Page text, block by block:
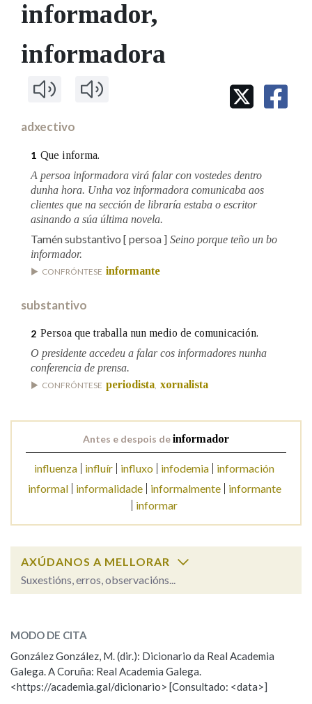
MARCIAL DEL ADALID
BAZÁN
FIGURAS HOMENAXEADAS
60 ANOS DLG
PRIMAVERA DAS LETRAS
PORTAL DAS PALABRAS
Facebook
TwitterYoutubeInstagram
Bluesky
BUSCAR NOS LEMAS
Comeza por
Remata por
Contén
BUSCAR NO CONTIDO
Nas definicións
Na fraseoloxía
Marcas gramaticais
Pertence a
informador,
informadora
adxectivo
1 Que informa.
A persoa informadora virá falar con vostedes dentro
dunha hora. Unha voz informadora comunicaba aos
clientes que na sección de libraría estaba o escritor
asinando a súa última novela.
Tamén substantivo [ persoa ] Seino porque teño un bo
informador.
CONFRÓNTESE informante
substantivo
2 Persoa que traballa nun medio de comunicación.
O presidente accedeu a falar cos informadores nunha
conferencia de prensa.
CONFRÓNTESE periodista, xornalista
Antes e despois deinformador
influenza influír influxo infodemia
información
informal
informalidade informalmente
informante
informar
AXÚDANOS A MELLORAR
Suxestións, erros, observacións...
ESCOLLE UNHA OPCIÓN:
Observación Hai un erro na palabra
Propoño mellorar a definición
MODO DE CITA
González González, M. (dir.): Dicionario da Real Academia
Galega. A Coruña: Real Academia Galega.
<https://academia.gal/dicionario> [Consultado: <data>]